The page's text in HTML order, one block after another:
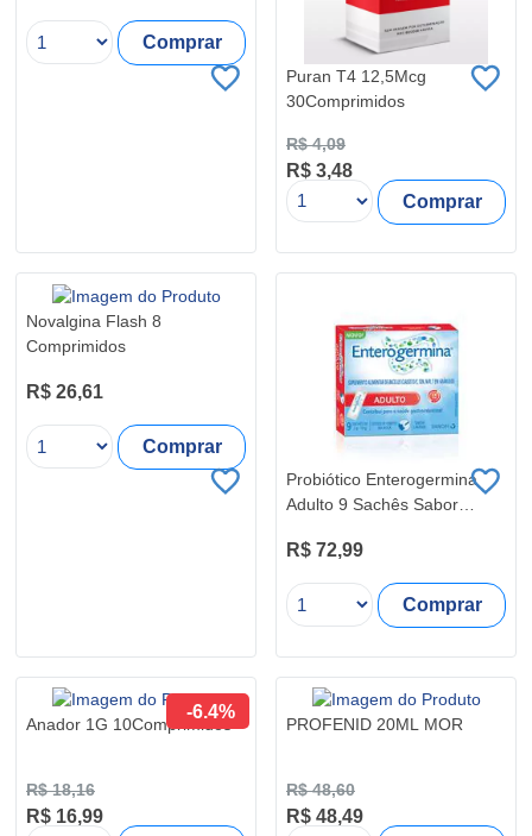
Comprar
Puran T4 12,5Mcg
30Comprimidos
R$ 4,09
R$ 3,48
Comprar
Novalgina Flash 8
Comprimidos
R$ 26,61
Comprar
Probiótico Enterogermina
Adulto 9 Sachês Sabor
R$ 72,99
Comprar
-6.4%
Anador 1G 10Comprimidos
R$ 18,16
R$ 16,99
PROFENID 20ML MOR
R$ 48,60
R$ 48,49